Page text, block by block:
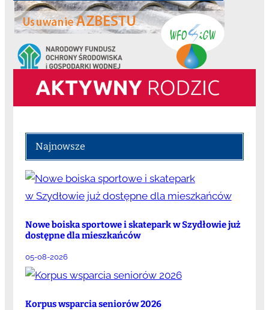
Najnowsze
Nowe boiska sportowe i skatepark w Szydłowie już
dostępne dla mieszkańców
05-08-2026
Korpus wsparcia seniorów 2026